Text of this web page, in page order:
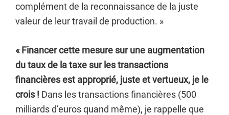
complément de la reconnaissance de la juste
valeur de leur travail de production. »
« Financer cette mesure sur une augmentation
du taux de la taxe sur les transactions
financières est approprié, juste et vertueux, je le
crois ! Dans les transactions financières (500
milliards d’euros quand même), je rappelle que